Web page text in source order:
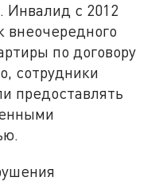
Инвалид с 2012
внеочередного
по договору
сотрудники
предоставлять